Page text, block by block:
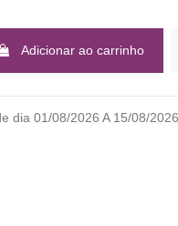
Adicionar ao carrinho
dia 01/08/2026 A 15/08/